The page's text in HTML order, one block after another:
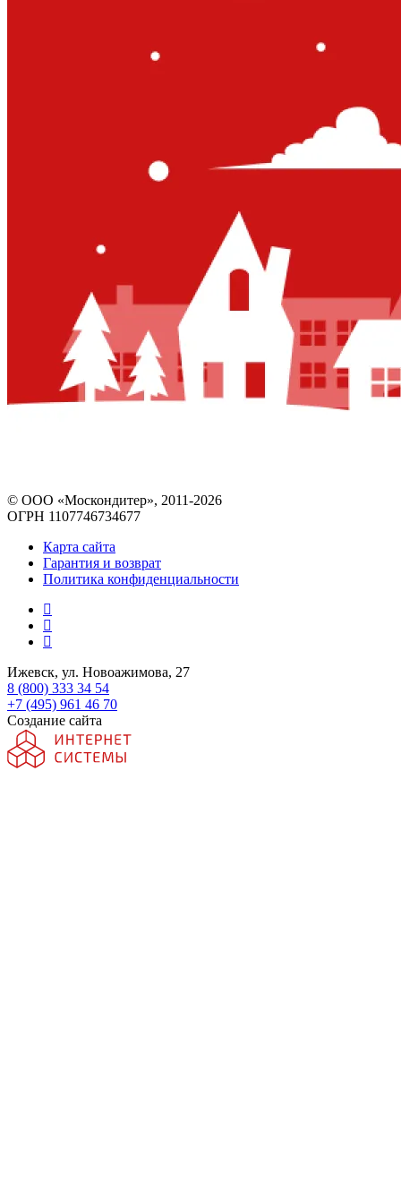
© ООО «Москондитер», 2011-2026
ОГРН 1107746734677
Карта сайта
Гарантия и возврат
Политика конфиденциальности
Ижевск, ул. Новоажимова, 27
8 (800) 333 34 54
+7 (495) 961 46 70
Создание сайта